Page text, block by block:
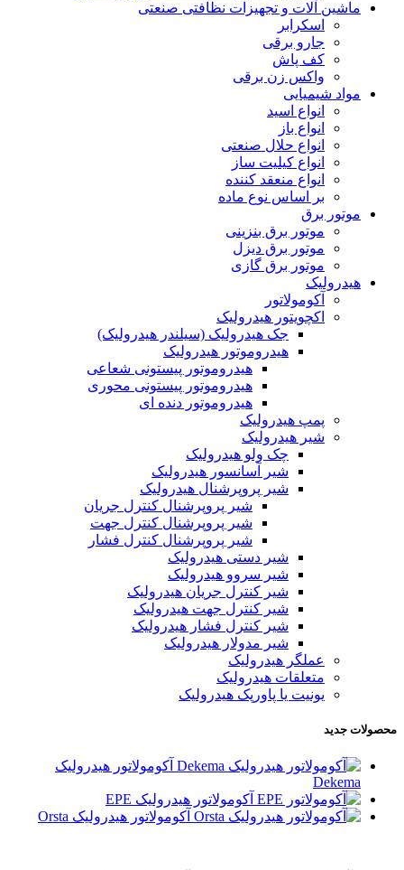
ماشین آلات و تجهیزات نظافتی صنعتی
اسکرابر
جارو برقی
کف پاش
واکس زن برقی
مواد شیمیایی
انواع اسید
انواع باز
انواع حلال صنعتی
انواع کیلیت ساز
انواع منعقد کننده
بر اساس نوع ماده
موتور برق
موتور برق بنزینی
موتور برق دیزل
موتور برق گازی
هیدرولیک
آکومولاتور
اکچویتور هیدرولیک
جک هیدرولیک (سیلندر هیدرولیک)
هیدروموتور هیدرولیک
هیدروموتور پیستونی شعاعی
هیدروموتور پیستونی محوری
هیدروموتور دنده ای
پمپ هیدرولیک
شیر هیدرولیک
چک ولو هیدرولیک
شیر آسانسور هیدرولیک
شیر پروپرشنال هیدرولیک
شیر پروپرشنال کنترل جریان
شیر پروپرشنال کنترل جهت
شیر پروپرشنال کنترل فشار
شیر دستی هیدرولیک
شیر سروو هیدرولیک
شیر کنترل جریان هیدرولیک
شیر کنترل جهت هیدرولیک
شیر کنترل فشار هیدرولیک
شیر مدولار هیدرولیک
عملگر هیدرولیک
متعلقات هیدرولیک
یونیت یا پاورپک هیدرولیک
محصولات جدید
آکومولاتور هیدرولیک
Dekema
آکومولاتور هیدرولیک EPE
آکومولاتور هیدرولیک Orsta